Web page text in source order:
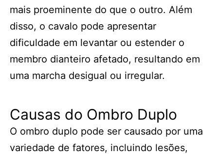
mais proeminente do que o outro. Além
disso, o cavalo pode apresentar
dificuldade em levantar ou estender o
membro dianteiro afetado, resultando em
uma marcha desigual ou irregular.
Causas do Ombro Duplo
O ombro duplo pode ser causado por uma
variedade de fatores, incluindo lesões,